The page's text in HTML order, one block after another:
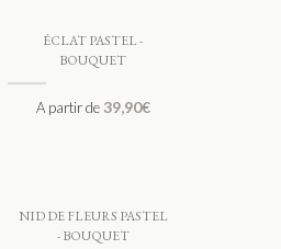
ÉCLAT PASTEL -
BOUQUET
A partir de 39,90€
NID DE FLEURS PASTEL
- BOUQUET